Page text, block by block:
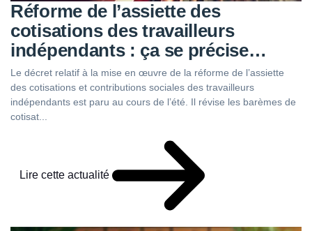
Réforme de l’assiette des
cotisations des travailleurs
indépendants : ça se précise…
Le décret relatif à la mise en œuvre de la réforme de l’assiette
des cotisations et contributions sociales des travailleurs
indépendants est paru au cours de l’été. Il révise les barèmes de
cotisat...
Lire cette actualité